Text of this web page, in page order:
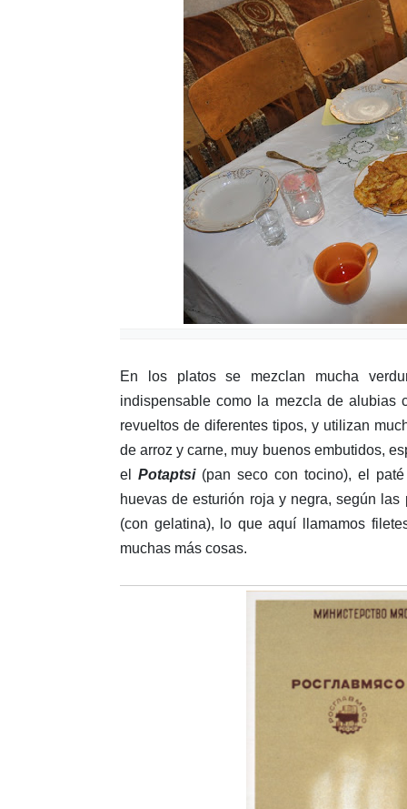
En los platos se mezclan mucha
indispensable como la mezcla de
revueltos de diferentes tipos, y utilizan
de arroz y carne, muy buenos embutidos,
el Potaptsi(pan seco con tocino), el
huevas de esturión roja y negra, según
(con gelatina), lo que aquí llamamos
muchas más cosas.